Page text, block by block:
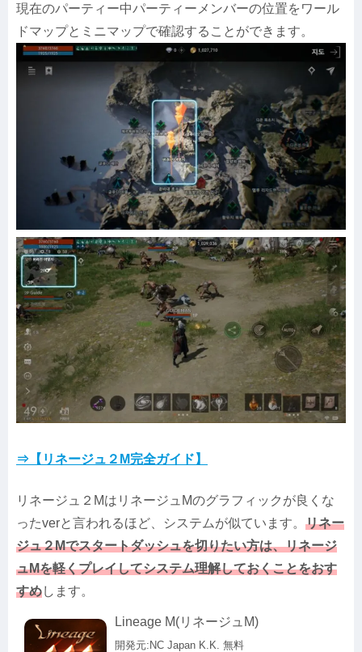
現在のパーティー中パーティーメンバーの位置をワール
ドマップとミニマップで確認することができます。
⇒【リネージュ２M完全ガイド】
リネージュ２MはリネージュMのグラフィックが良くな
ったverと言われるほど、システムが似ています。 リネー
ジュ２Mでスタートダッシュを切りたい方は、リネージ
ュMを軽くプレイしてシステム理解しておくことをおす
すめします。
Lineage M(リネージュM)
開発元:NC Japan K.K. 無料